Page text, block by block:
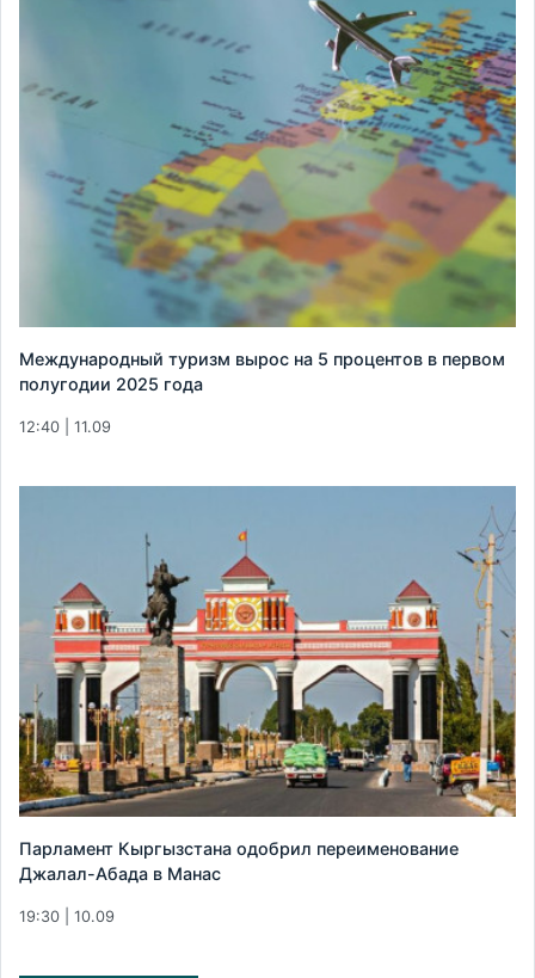
Международный туризм вырос на 5 процентов в первом
полугодии 2025 года
12:40 | 11.09
Парламент Кыргызстана одобрил переименование
Джалал-Абада в Манас
19:30 | 10.09